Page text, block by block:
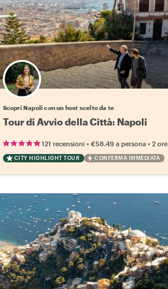
Scegli il tuo local preferito
Scopri Napoli con un host scelto da te
Tour di Avvio della Città: Napoli
121 recensioni• €58.49 a persona• 2 ore
CITY HIGHLIGHT TOUR CONFERMA IMMEDIATA